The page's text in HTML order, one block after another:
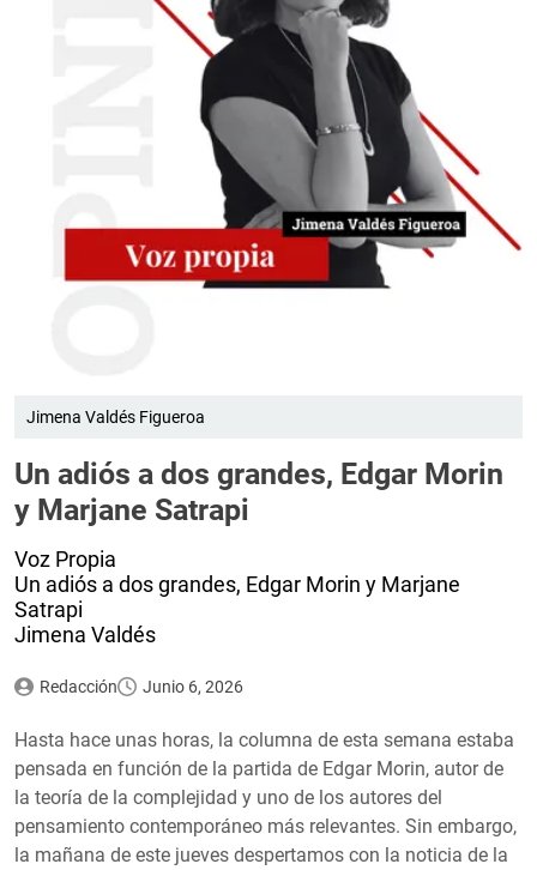
Jimena Valdés Figueroa
Un adiós a dos grandes, Edgar Morin
y Marjane Satrapi
Voz Propia
Un adiós a dos grandes, Edgar Morin y Marjane
Satrapi
Jimena Valdés
Redacción Junio 6, 2026
Hasta hace unas horas, la columna de esta semana estaba
pensada en función de la partida de Edgar Morin, autor de
la teoría de la complejidad y uno de los autores del
pensamiento contemporáneo más relevantes. Sin embargo,
la mañana de este jueves despertamos con la noticia de la